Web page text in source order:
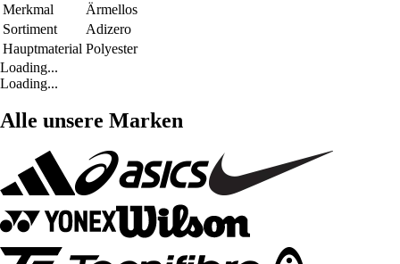
Merkmal
Ärmellos
Sortiment
Adizero
Hauptmaterial Polyester
Loading...
Loading...
Alle unsere Marken